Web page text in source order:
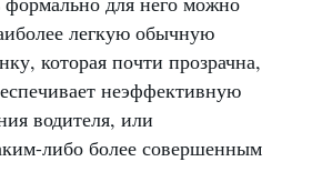
легкую обычную
которая почти прозрачна,
неэффективную
водителя, или
либо более совершенным